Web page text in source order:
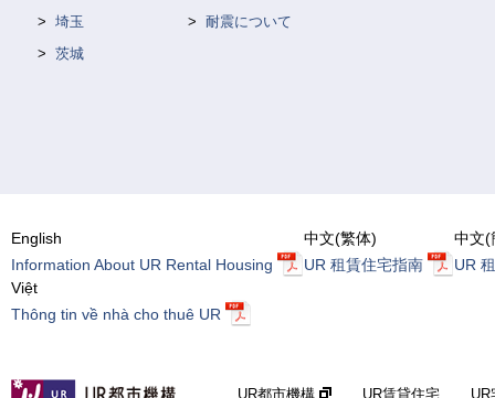
埼玉
茨城
耐震について
English
Information About UR Rental Housing
中文(繁体)
UR 租賃住宅指南
中文(
UR
Việt
Thông tin về nhà cho thuê UR
UR都市機構 UR賃貸住宅